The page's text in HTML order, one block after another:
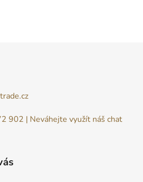
902 | Neváhejte využít náš chat